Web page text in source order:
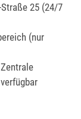
Straße 25 (24/7
(nur